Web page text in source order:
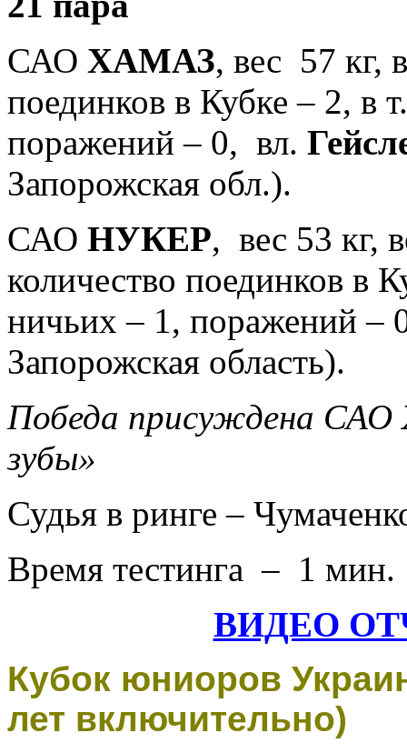
САО ХАМАЗ, вес 57 кг,
поединков в Кубке – 2, в
поражений – 0, вл.
Запорожская обл.).
САО НУКЕР, вес 53 кг,
количество поединков в
ничьих – 1, поражений –
Запорожская область).
Победа присуждена САО
зубы»
Судья в ринге –
Время тестинга – 1 мин.
ВИДЕО
Кубок юниоров
лет включительно)